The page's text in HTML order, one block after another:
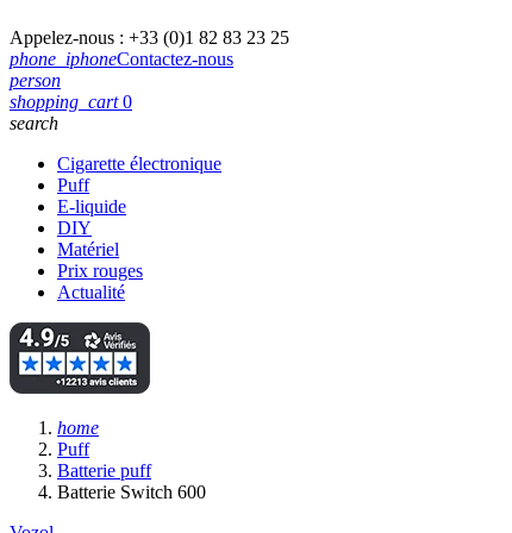
Appelez-nous : +33 (0)1 82 83 23 25
phone_iphoneContactez-nous
person
shopping_cart 0
search
Cigarette électronique
Puff
E-liquide
DIY
Matériel
Prix rouges
Actualité
home
Puff
Batterie puff
Batterie Switch 600